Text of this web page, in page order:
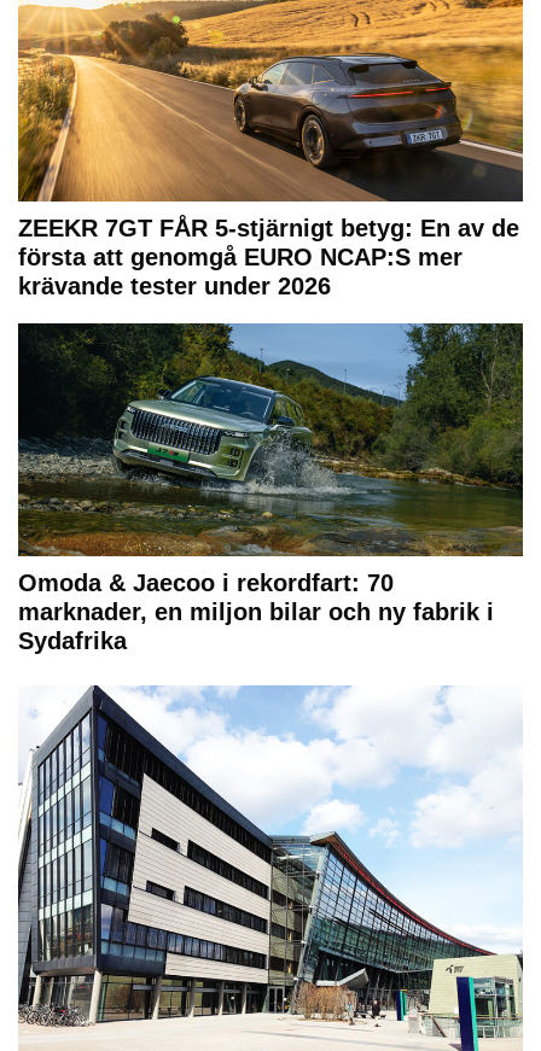
ZEEKR 7GT FÅR 5-stjärnigt betyg: En av de
första att genomgå EURO NCAP:S mer
krävande tester under 2026
Omoda & Jaecoo i rekordfart: 70
marknader, en miljon bilar och ny fabrik i
Sydafrika